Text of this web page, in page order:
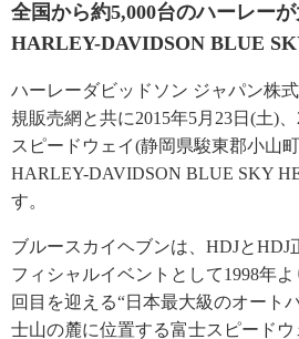
全国から約5,000台のハーレーが
HARLEY-DAVIDSON BLUE
ハーレーダビッドソン ジャパン株
規販売網と共に2015年5月23日(土)
スピードウェイ(静岡県駿東郡小山
HARLEY-DAVIDSON BLUE SKY
す。
ブルースカイヘブンは、HDJとHDJ
フィシャルイベントとして1998年
回目を迎える“日本最大級のオート
士山の麓に位置する富士スピード